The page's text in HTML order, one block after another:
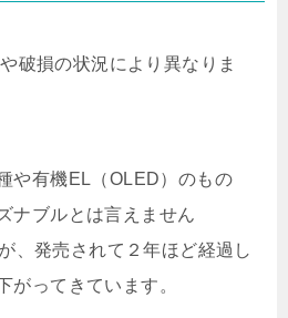
破損の状況により異なりま
や有機EL（OLED）のもの
ナブルとは言えません
、発売されて２年ほど経過し
がってきています。